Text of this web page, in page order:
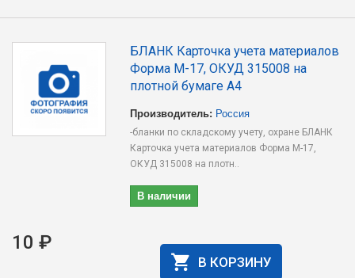
БЛАНК Карточка учета материалов
Форма М-17, ОКУД 315008 на
плотной бумаге А4
Производитель: Россия
-бланки по складскому учету, охране БЛАНК
Карточка учета материалов Форма М-17,
ОКУД 315008 на плотн..
В наличии
10 ₽
В КОРЗИНУ